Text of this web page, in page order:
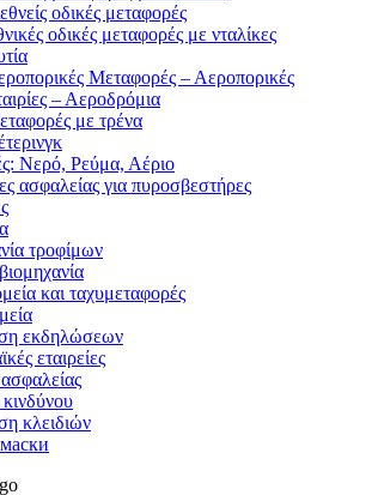
οδικές μεταφορές
οδικές μεταφορές με νταλίκες
Μεταφορές – Αεροπορικές
– Αεροδρόμια
με τρένα
Νερό, Ρεύμα, Αέριο
ασφαλείας για πυροσβεστήρες
τροφίμων
και ταχυμεταφορές
εκδηλώσεων
εταιρείες
κλειδιών